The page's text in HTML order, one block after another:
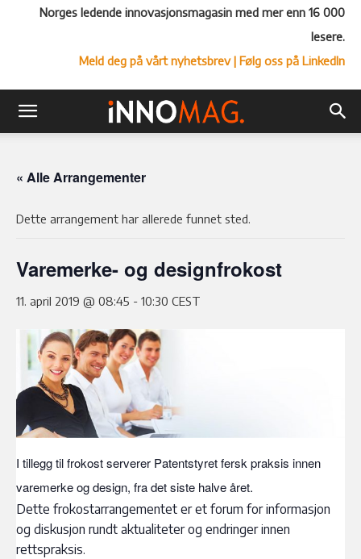
Norges ledende innovasjonsmagasin med mer enn 16 000
lesere.
Meld deg på vårt nyhetsbrev| Følg oss på LinkedIn
« Alle Arrangementer
Dette arrangement har allerede funnet sted.
Varemerke- og designfrokost
11. april 2019 @ 08:45 - 10:30 CEST
I tillegg til frokost serverer Patentstyret fersk praksis innen
varemerke og design, fra det siste halve året.
Dette frokostarrangementet er et forum for informasjon
og diskusjon rundt aktualiteter og endringer innen
rettspraksis.